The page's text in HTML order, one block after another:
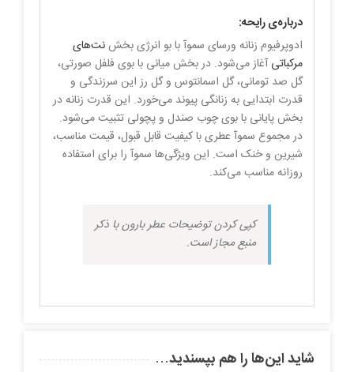
درباره‌ی رایحه:
ادوپرفیوم زنانه ورسای سموآ با بو انرژی بخش نت‌های
مرکباتی آغاز می‌شود. در بخش میانی با بوی فلفل صورتی،
گل صد تومانی، گل اسمانتوس و گل رز این سرزندگی و
قدرت ابتدایی به زنانگی پیوند می‌خورد. این قدرت زنانه در
بخش پایانی با بوی چوب صندل و پچولی تثبیت می‌شود.
در مجموع سموآ عطری با کیفیت قابل قبول، قیمت مناسب،
شیرین و خنک است. این ویژگی‌ها سموآ را برای استفاده
روزانه مناسب می‌کند.
کپی کردن توضیحات عطر بارون با ذکر
منبع مجاز است.
شاید این‌ها را هم بپسندید…